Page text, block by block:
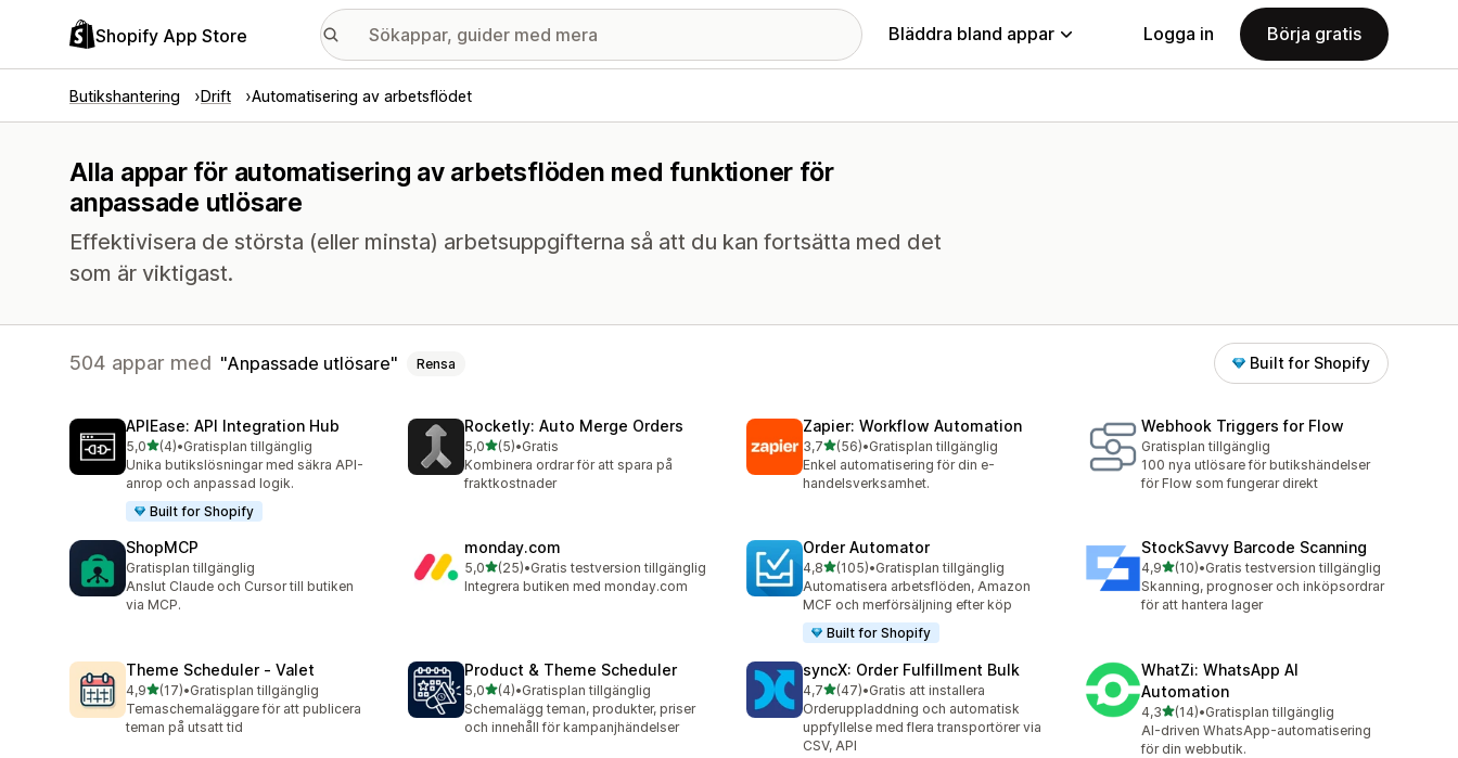
Shopify App Store Bläddra bland appar Logga in Börja gratis
Butikshantering Drift Automatisering av arbetsflödet
Alla appar för automatisering av arbetsflöden med funktioner för
anpassade utlösare
Effektivisera de största (eller minsta) arbetsuppgifterna så att du kan fortsätta med det
som är viktigast.
504 appar med Anpassade utlösare Rensa Built for Shopify
APIEase: API Integration Hub
5,0av 5 stjärnor
(4)
4 recensioner totalt
•Gratisplan tillgänglig
Unika butikslösningar med säkra API-
anrop och anpassad logik.
Built for Shopify
Rocketly: Auto Merge Orders
5,0av 5 stjärnor
(5)
5 recensioner totalt
•Gratis
Kombinera ordrar för att spara på
fraktkostnader
Zapier: Workflow Automation
3,7av 5 stjärnor
(56)
56 recensioner totalt
•Gratisplan tillgänglig
Enkel automatisering för din e-
handelsverksamhet.
Webhook Triggers for Flow
Gratisplan tillgänglig
100 nya utlösare för butikshändelser
för Flow som fungerar direkt
ShopMCP
Gratisplan tillgänglig
Anslut Claude och Cursor till butiken
via MCP.
monday.com
5,0av 5 stjärnor
(25)
25 recensioner totalt
•Gratis testversion tillgänglig
Integrera butiken med monday.com
Order Automator
4,8av 5 stjärnor
(105)
105 recensioner totalt
•Gratisplan tillgänglig
Automatisera arbetsflöden, Amazon
MCF och merförsäljning efter köp
Built for Shopify
StockSavvy Barcode Scanning
4,9av 5 stjärnor
(10)
10 recensioner totalt
•Gratis testversion tillgänglig
Skanning, prognoser och inköpsordrar
för att hantera lager
Theme Scheduler ‑ Valet
4,9av 5 stjärnor
(17)
17 recensioner totalt
•Gratisplan tillgänglig
Temaschemaläggare för att publicera
teman på utsatt tid
Product & Theme Scheduler
5,0av 5 stjärnor
(4)
4 recensioner totalt
•Gratisplan tillgänglig
Schemalägg teman, produkter, priser
och innehåll för kampanjhändelser
syncX: Order Fulfillment Bulk
4,7av 5 stjärnor
(47)
47 recensioner totalt
•Gratis att installera
Orderuppladdning och automatisk
uppfyllelse med flera transportörer via
CSV, API
WhatZi: WhatsApp AI
Automation
4,3av 5 stjärnor
(14)
14 recensioner totalt
•Gratisplan tillgänglig
AI-driven WhatsApp-automatisering
för din webbutik.